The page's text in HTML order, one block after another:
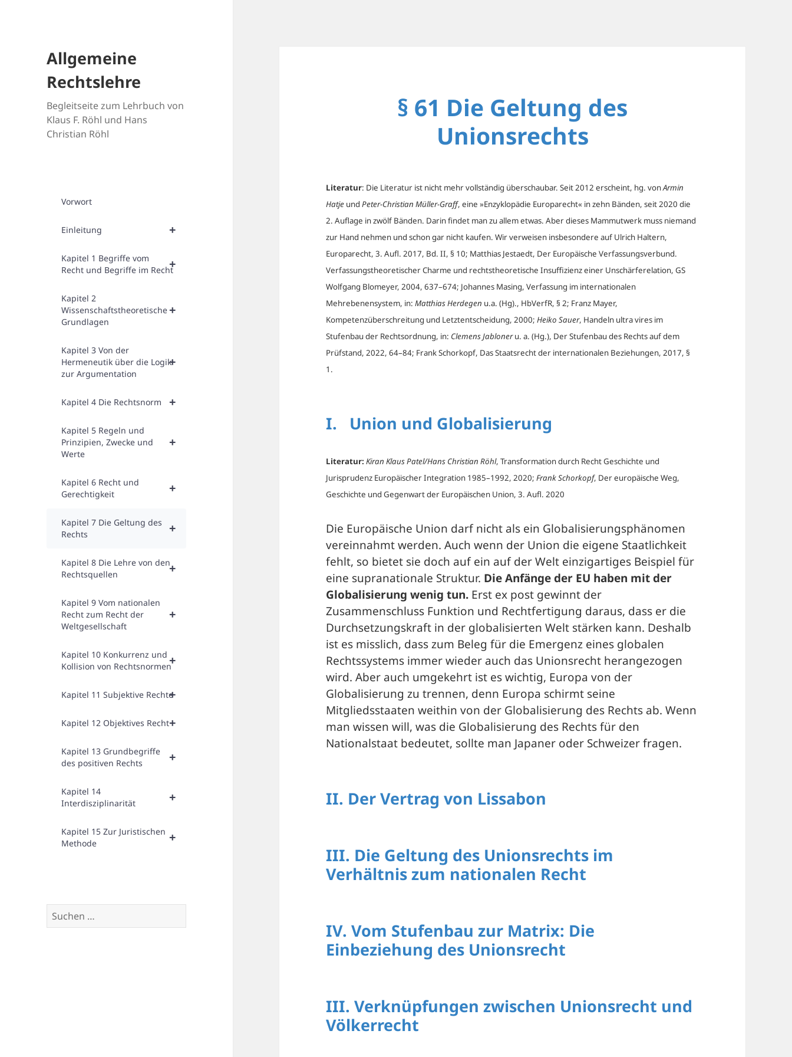
Allgemeine
Rechtslehre
Begleitseite zum Lehrbuch von
Klaus F. Röhl und Hans
Christian Röhl
Vorwort
+
Einleitung
+
Kapitel 1 Begriffe vom
Recht und Begriffe im Recht
+
Kapitel 2
Wissenschaftstheoretische
Grundlagen
+
Kapitel 3 Von der
Hermeneutik über die Logik
zur Argumentation
+
Kapitel 4 Die Rechtsnorm
+
Kapitel 5 Regeln und
Prinzipien, Zwecke und
Werte
+
Kapitel 6 Recht und
Gerechtigkeit
+
Kapitel 7 Die Geltung des
Rechts
+
Kapitel 8 Die Lehre von den
Rechtsquellen
+
Kapitel 9 Vom nationalen
Recht zum Recht der
Weltgesellschaft
+
Kapitel 10 Konkurrenz und
Kollision von Rechtsnormen
+
Kapitel 11 Subjektive Rechte
+
Kapitel 12 Objektives Recht
+
Kapitel 13 Grundbegriffe
des positiven Rechts
+
Kapitel 14
Interdisziplinarität
+
Kapitel 15 Zur Juristischen
Methode
Suchen
nach:
§ 61 Die Geltung des
Unionsrechts
Literatur: Die Literatur ist nicht mehr vollständig überschaubar. Seit 2012 erscheint, hg. vonArmin
Hatje undPeter-Christian Müller-Graff, eine »Enzyklopädie Europarecht« in zehn Bänden, seit 2020 die
2. Auflage in zwölf Bänden. Darin findet man zu allem etwas. Aber dieses Mammutwerk muss niemand
zur Hand nehmen und schon gar nicht kaufen. Wir verweisen insbesondere auf Ulrich Haltern,
Europarecht, 3. Aufl. 2017, Bd. II, § 10; Matthias Jestaedt, Der Europäische Verfassungsverbund.
Verfassungstheoretischer Charme und rechtstheoretische Insuffizienz einer Unschärferelation, GS
Wolfgang Blomeyer, 2004, 637–674; Johannes Masing, Verfassung im internationalen
Mehrebenensystem, in:Matthias Herdegen u.a. (Hg)., HbVerfR, § 2; Franz Mayer,
Kompetenzüberschreitung und Letztentscheidung, 2000;Heiko Sauer, Handeln ultra vires im
Stufenbau der Rechtsordnung, in: Clemens Jabloneru. a. (Hg.), Der Stufenbau des Rechts auf dem
Prüfstand, 2022, 64–84; Frank Schorkopf, Das Staatsrecht der internationalen Beziehungen, 2017, §
1.
I. Union und Globalisierung
Literatur: Kiran Klaus Patel/Hans Christian Röhl, Transformation durch Recht Geschichte und
Jurisprudenz Europäischer Integration 1985–1992, 2020;Frank Schorkopf, Der europäische Weg,
Geschichte und Gegenwart der Europäischen Union, 3. Aufl. 2020
Die Europäische Union darf nicht als ein Globalisierungsphänomen
vereinnahmt werden. Auch wenn der Union die eigene Staatlichkeit
fehlt, so bietet sie doch auf ein auf der Welt einzigartiges Beispiel für
eine supranationale Struktur. Die Anfänge der EU haben mit der
Globalisierung wenig tun. Erst ex post gewinnt der
Zusammenschluss Funktion und Rechtfertigung daraus, dass er die
Durchsetzungskraft in der globalisierten Welt stärken kann. Deshalb
ist es misslich, dass zum Beleg für die Emergenz eines globalen
Rechtssystems immer wieder auch das Unionsrecht herangezogen
wird. Aber auch umgekehrt ist es wichtig, Europa von der
Globalisierung zu trennen, denn Europa schirmt seine
Mitgliedsstaaten weithin von der Globalisierung des Rechts ab. Wenn
man wissen will, was die Globalisierung des Rechts für den
Nationalstaat bedeutet, sollte man Japaner oder Schweizer fragen.
II. Der Vertrag von Lissabon
III. Die Geltung des Unionsrechts im
Verhältnis zum nationalen Recht
IV. Vom Stufenbau zur Matrix: Die
Einbeziehung des Unionsrecht
III. Verknüpfungen zwischen Unionsrecht und
Völkerrecht